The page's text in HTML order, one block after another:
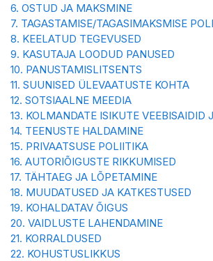
6. OSTUD JA MAKSMINE
7. TAGASTAMISE/TAGASIMAKSMISE
8. KEELATUD TEGEVUSED
9. KASUTAJA LOODUD PANUSED
10. PANUSTAMISLITSENTS
11. SUUNISED ÜLEVAATUSTE KOHTA
12. SOTSIAALNE MEEDIA
13. KOLMANDATE ISIKUTE VEEBISAIDID
14. TEENUSTE HALDAMINE
15. PRIVAATSUSE POLIITIKA
16. AUTORIÕIGUSTE RIKKUMISED
17. TÄHTAEG JA LÕPETAMINE
18. MUUDATUSED JA KATKESTUSED
19. KOHALDATAV ÕIGUS
20. VAIDLUSTE LAHENDAMINE
21. KORRALDUSED
22. KOHUSTUSLIKKUS